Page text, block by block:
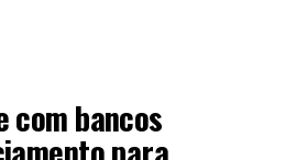
com bancos